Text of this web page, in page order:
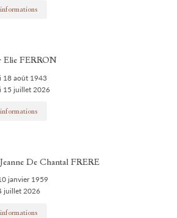
Elie FERRON
18 août 1943
15 juillet 2026
De Chantal FRERE
janvier 1959
juillet 2026